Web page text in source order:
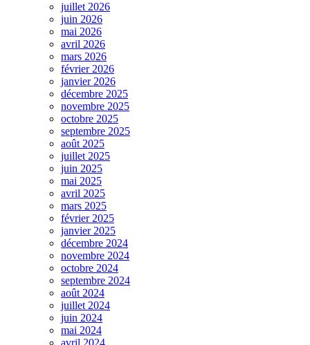
juillet 2026
juin 2026
mai 2026
avril 2026
mars 2026
février 2026
janvier 2026
décembre 2025
novembre 2025
octobre 2025
septembre 2025
août 2025
juillet 2025
juin 2025
mai 2025
avril 2025
mars 2025
février 2025
janvier 2025
décembre 2024
novembre 2024
octobre 2024
septembre 2024
août 2024
juillet 2024
juin 2024
mai 2024